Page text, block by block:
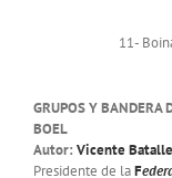
11-
GRUPOS Y BANDERA
BOEL
Autor: Vicente
Presidente de laF